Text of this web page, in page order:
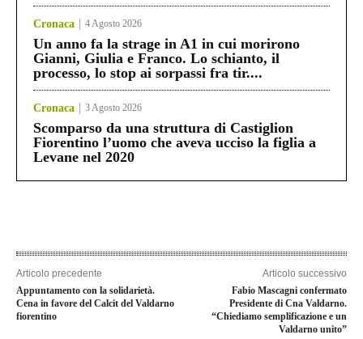
Cronaca 4 Agosto 2026
Un anno fa la strage in A1 in cui morirono
Gianni, Giulia e Franco. Lo schianto, il
processo, lo stop ai sorpassi fra tir....
Cronaca 3 Agosto 2026
Scomparso da una struttura di Castiglion
Fiorentino l’uomo che aveva ucciso la figlia a
Levane nel 2020
Articolo precedente
Appuntamento con la solidarietà.
Cena in favore del Calcit del Valdarno
fiorentino
Articolo successivo
Fabio Mascagni confermato
Presidente di Cna Valdarno.
“Chiediamo semplificazione e un
Valdarno unito”